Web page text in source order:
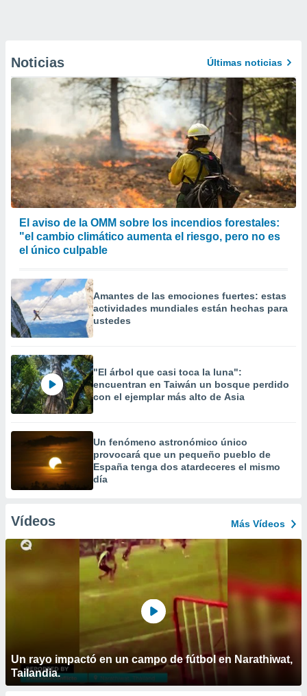
Noticias Últimas noticias
El aviso de la OMM sobre los incendios forestales:
"el cambio climático aumenta el riesgo, pero no es
el único culpable
Amantes de las emociones fuertes: estas
actividades mundiales están hechas para
ustedes
"El árbol que casi toca la luna":
encuentran en Taiwán un bosque perdido
con el ejemplar más alto de Asia
Un fenómeno astronómico único
provocará que un pequeño pueblo de
España tenga dos atardeceres el mismo
día
Vídeos Más Vídeos
Un rayo impactó en un campo de fútbol en Narathiwat,
Tailandia.